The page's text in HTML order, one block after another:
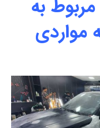
به
مواردی